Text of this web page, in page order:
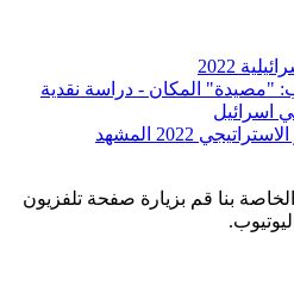
2022
"مصيدة" المكان - دراسة نقدية
اسرائيل
مؤتمر اطلاق تقرير مدار الاستراتيجي 2022 المشهد
بنا قم بزيارة صفحة تلفزيون